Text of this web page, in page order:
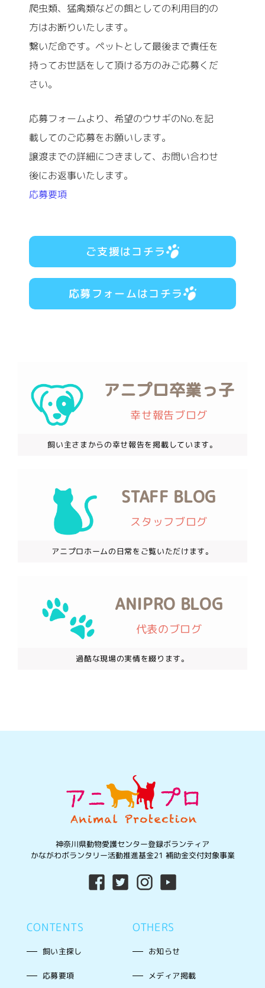
爬虫類、猛禽類などの餌としての利用目的の
方はお断りいたします。
繋いだ命です。ペットとして最後まで責任を
持ってお世話をして頂ける方のみご応募くだ
さい。
応募フォームより、希望のウサギのNo.を記
載してのご応募をお願いします。
譲渡までの詳細につきまして、お問い合わせ
後にお返事いたします。
応募要項
ご支援はコチラ
応募フォームはコチラ
アニプロ卒業っ子
幸せ報告ブログ
飼い主さまからの幸せ報告を掲載しています。
STAFF BLOG
スタッフブログ
アニプロホームの日常をご覧いただけます。
ANIPRO BLOG
代表のブログ
過酷な現場の実情を綴ります。
CONTENTS
飼い主探し
応募要項
神奈川県動物愛護センター登録ボランティア
かながわボランタリー活動推進基金21 補助金交付対象事業
OTHERS
お知らせ
メディア掲載